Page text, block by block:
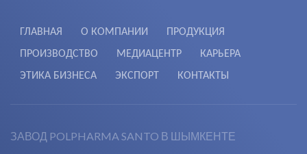
ГЛАВНАЯ О КОМПАНИИ
ПРОДУКЦИЯ
ПРОИЗВОДСТВО
МЕДИАЦЕНТР
КАРЬЕРА
ЭТИКА БИЗНЕСА
ЭКСПОРТ КОНТАКТЫ
ЗАВОД POLPHARMA SANTO В ШЫМКЕНТЕ